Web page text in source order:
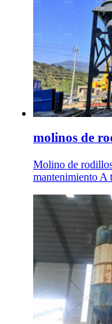
molinos de
Molino de
mantenimiento A